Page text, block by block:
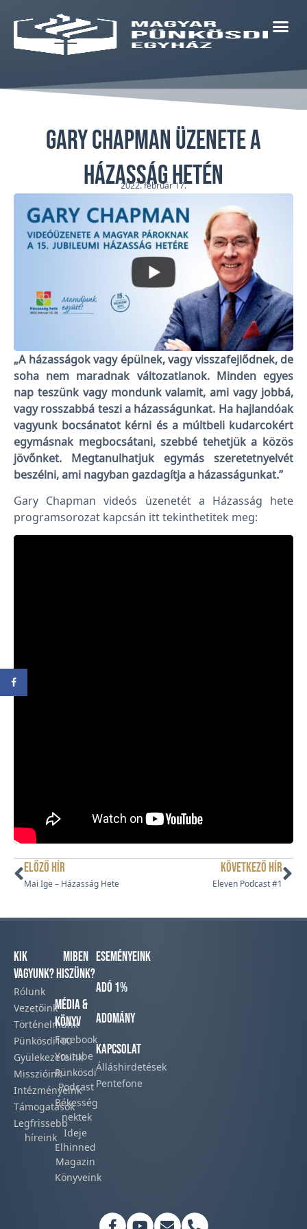
Gary Chapman üzenete a
Házasság Hetén
2022. február 17.
„A házasságok vagy épülnek, vagy visszafejlődnek, de
soha nem maradnak változatlanok. Minden egyes
nap teszünk vagy mondunk valamit, ami vagy jobbá,
vagy rosszabbá teszi a házasságunkat. Ha hajlandóak
vagyunk bocsánatot kérni és a múltbeli kudarcokért
egymásnak megbocsátani, szebbé tehetjük a közös
jövőnket. Megtanulhatjuk egymás szeretetnyelvét
beszélni, ami nagyban gazdagítja a házasságunkat.”
Gary Chapman videós üzenetét a Házasság hete
programsorozat kapcsán itt tekinthetitek meg:
ELŐZŐ HÍR
Mai Ige – Házasság Hete
KÖVETKEZŐ HÍR
Eleven Podcast #1
Kik
vagyunk?
Rólunk
Vezetőink
Történelmünk​
Pünkösdi100
Gyülekezeteink​
Misszióink​
Intézményeink
Támogatások
Legfrissebb
híreink​
Miben
hiszünk?
Média &
Könyv
Facebook​
Youtube
Pünkösdi
Podcast​
Békesség
nektek
Ideje
Elhinned
Magazin
Könyveink
Eseményeink
Adó 1%
Adomány
Kapcsolat
Álláshirdetések
Pentefone